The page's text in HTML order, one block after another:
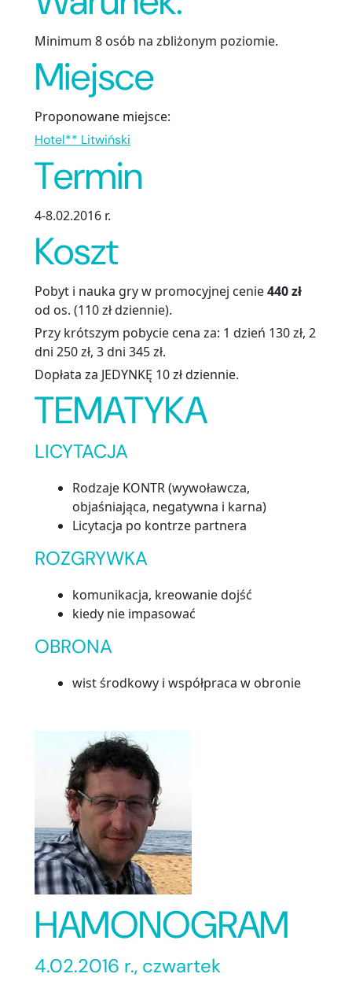
Minimum 8 osób na zbliżonym poziomie.
Miejsce
Proponowane miejsce:
Hotel** Litwiński
Termin
4-8.02.2016 r.
Koszt
Pobyt i nauka gry w promocyjnej cenie440 zł
od os. (110 zł dziennie).
Przy krótszym pobycie cena za: 1 dzień 130 zł, 2
dni 250 zł, 3 dni 345 zł.
Dopłata za JEDYNKĘ 10 zł dziennie.
TEMATYKA
LICYTACJA
Rodzaje KONTR (wywoławcza,
objaśniająca, negatywna i karna)
Licytacja po kontrze partnera
ROZGRYWKA
komunikacja, kreowanie dojść
kiedy nie impasować
OBRONA
wist środkowy i współpraca w obronie
HAMONOGRAM
4.02.2016 r., czwartek